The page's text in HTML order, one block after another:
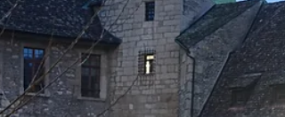
della fanteria dell'Esercito svizzero.